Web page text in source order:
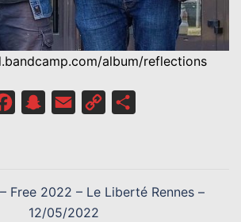
album/reflections
FacebookSnapchat
Email
Copy
Free 2022 – Le Liberté Rennes –
12/05/2022